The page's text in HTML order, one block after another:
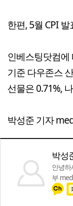
한편, 5월 CPI
인베스팅닷컴
기준 다우존스
선물은 0.71%,
박성준 기자
박성
안녕하
부